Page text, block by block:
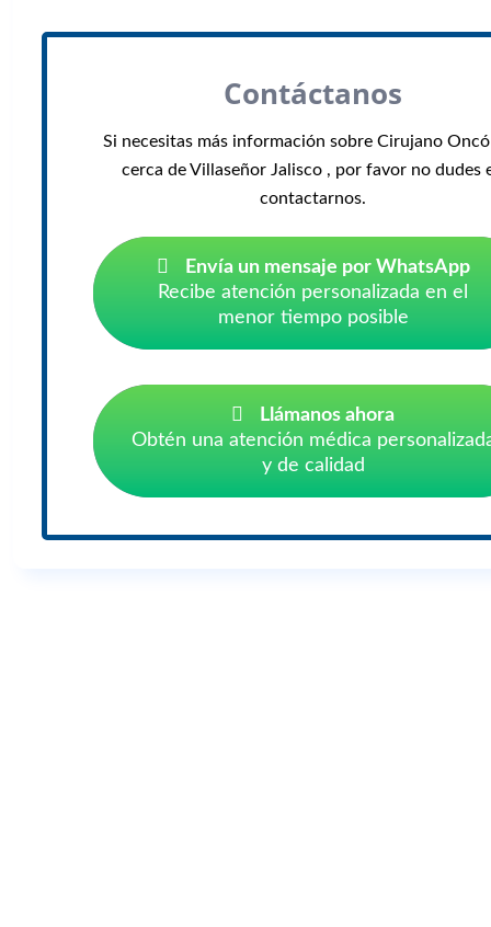
Contáctanos
Si necesitas más información sobre Cirujano
cerca de Villaseñor Jalisco , por favor no dudes
contactarnos.
Envía un mensaje por WhatsApp
Recibe atención personalizada en el
menor tiempo posible
Llámanos ahora
Obtén una atención médica
y de calidad